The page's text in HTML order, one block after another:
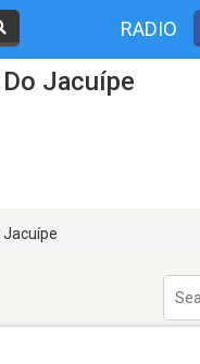
RADIO
Jacuípe
Jacuípe